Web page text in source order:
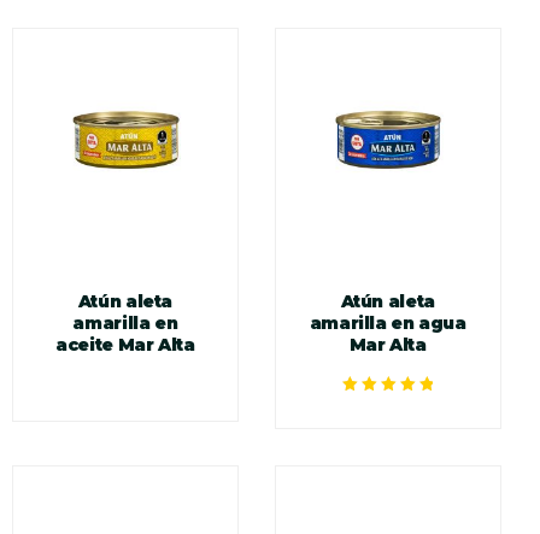
Atún aleta
amarilla en
aceite Mar Alta
Atún aleta
amarilla en agua
Mar Alta